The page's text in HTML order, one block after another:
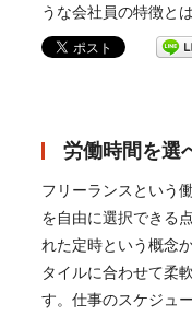
うな会社員の特徴と
労働時間を選
フリーランスという
を自由に選択できる
れた定時という概念
タイルに合わせて柔
す。仕事のスケジュ